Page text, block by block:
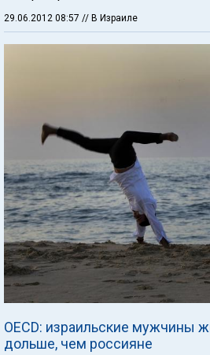
29.06.2012 08:57 // В Израиле
OECD: израильские мужчины
дольше, чем россияне